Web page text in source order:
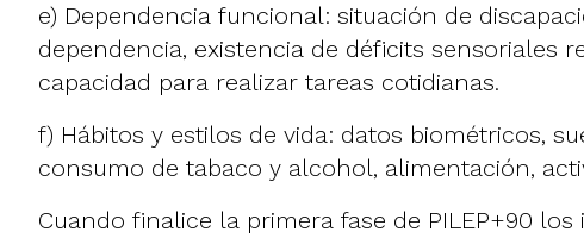
e) Dependencia funcional: situación de
dependencia, existencia de déficits sensoriales
capacidad para realizar tareas cotidianas.
f) Hábitos y estilos de vida: datos biométricos,
consumo de tabaco y alcohol, alimentación,
Cuando finalice la primera fase de PILEP+90 los